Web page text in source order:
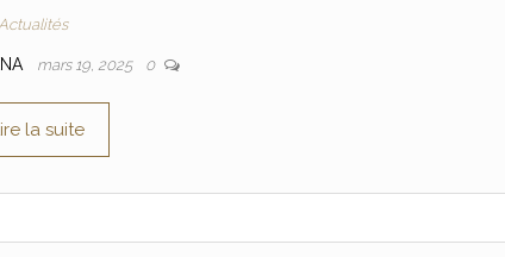
mars 19, 2025 0
la suite